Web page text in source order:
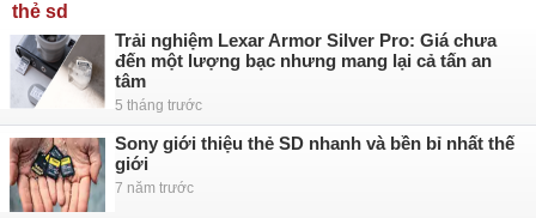
thẻ sd
Trải nghiệm Lexar Armor Silver Pro: Giá chưa
đến một lượng bạc nhưng mang lại cả tấn an
tâm
5 tháng trước
Sony giới thiệu thẻ SD nhanh và bền bỉ nhất thế
giới
7 năm trước